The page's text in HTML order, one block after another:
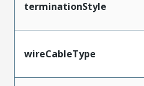
terminationStyle
wireCableType